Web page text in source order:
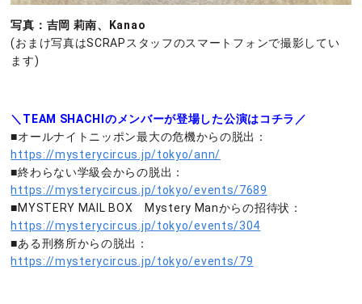
写真：吉岡 莉南、Kanao
(おまけ写真はSCRAPスタッフのスマートフォンで撮影してい
ます)
＼TEAM SHACHIのメンバーが登場した公演はコチラ／
■オールナイトニッポン最大の危機からの脱出：
https://mysterycircus.jp/tokyo/ann/
■終わらない学級会からの脱出：
https://mysterycircus.jp/tokyo/events/7689
■MYSTERY MAIL BOX Mystery Manからの招待状：
https://mysterycircus.jp/tokyo/events/304
■ある刑務所からの脱出：
https://mysterycircus.jp/tokyo/events/79